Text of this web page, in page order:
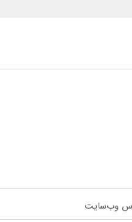
وب‌سایت